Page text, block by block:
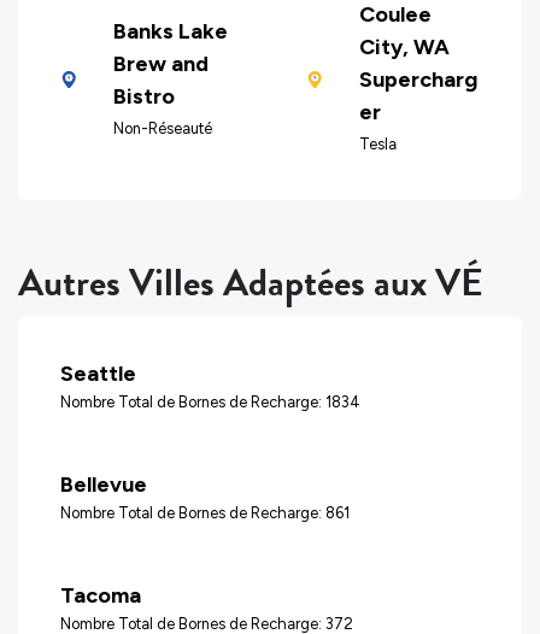
Banks Lake
Brew and
Bistro
Non-Réseauté
Coulee
City, WA
Supercharg
er
Tesla
Autres Villes Adaptées aux VÉ
Seattle
Nombre Total de Bornes de Recharge: 1834
Bellevue
Nombre Total de Bornes de Recharge: 861
Tacoma
Nombre Total de Bornes de Recharge: 372